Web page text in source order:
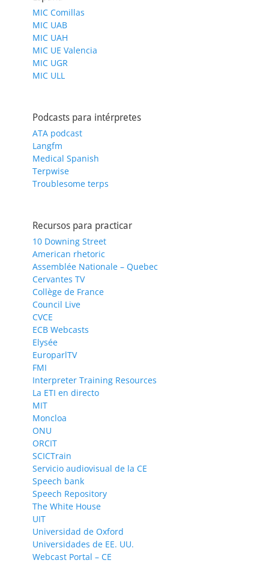
MIC Comillas
MIC UAB
MIC UAH
MIC UE Valencia
MIC UGR
MIC ULL
Podcasts para intérpretes
ATA podcast
Langfm
Medical Spanish
Terpwise
Troublesome terps
Recursos para practicar
10 Downing Street
American rhetoric
Assemblée Nationale – Quebec
Cervantes TV
Collège de France
Council Live
CVCE
ECB Webcasts
Elysée
EuroparlTV
FMI
Interpreter Training Resources
La ETI en directo
MIT
Moncloa
ONU
ORCIT
SCICTrain
Servicio audiovisual de la CE
Speech bank
Speech Repository
The White House
UIT
Universidad de Oxford
Universidades de EE. UU.
Webcast Portal – CE